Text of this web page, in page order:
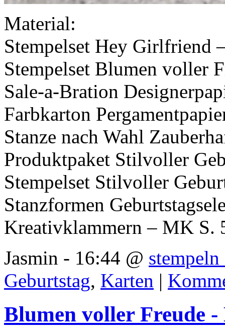
Material:
Stempelset Hey Girlfriend
Stempelset Blumen voller
Sale-a-Bration
Farbkarton
Stanze nach Wahl
Produktpaket Stilvoller
Stempelset Stilvoller
Stanzformen
Kreativklammern – MK S.
Jasmin - 16:44 @
Geburtstag, Karten |
Blumen voller Freude